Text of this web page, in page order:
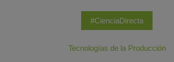
#CienciaDirecta
Tecnologías de la Producción